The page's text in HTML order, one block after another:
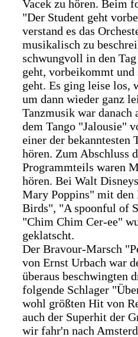
Vacek zu hören. Beim
"Der Student geht
verstand es das
musikalisch zu
schwungvoll in den
geht, vorbeikommt
geht. Es ging leise los,
um dann wieder ganz
Tanzmusik war danach
dem Tango "Jalousie"
einer der bekanntesten
hören. Zum Abschluss
Programmteils waren
hören. Bei Walt
Mary Poppins" mit den
Birds", "A spoonful of
"Chim Chim Cer-ee"
geklatscht.
Der Bravour-Marsch
von Ernst Urbach war
überaus beschwingten
folgende Schlager
wohl größten Hit von
auch der Superhit der
wir fahr'n nach